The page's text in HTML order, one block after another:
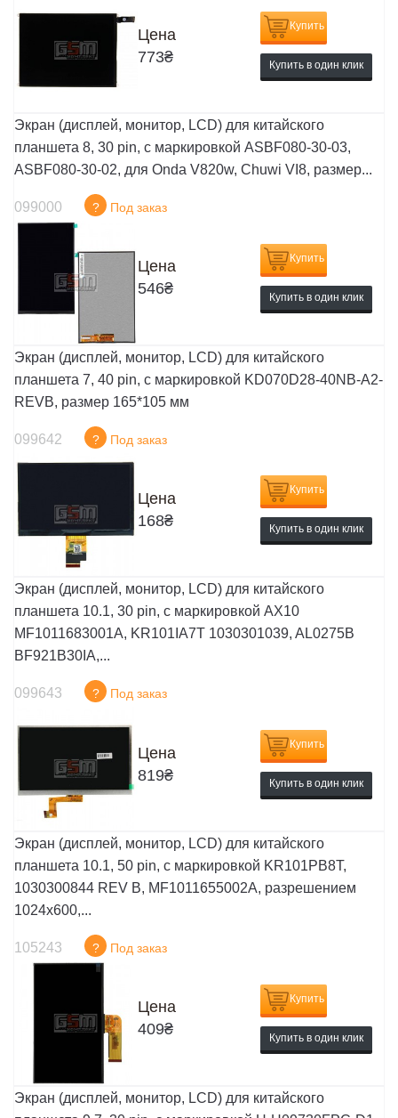
Цена
773₴
Купить
Купить в один клик
Экран (дисплей, монитор, LCD) для китайского
планшета 8, 30 pin, с маркировкой ASBF080-30-03,
ASBF080-30-02, для Onda V820w, Chuwi VI8, размер...
099000 ? Под заказ
Цена
546₴
Купить
Купить в один клик
Экран (дисплей, монитор, LCD) для китайского
планшета 7, 40 pin, с маркировкой KD070D28-40NB-A2-
REVB, размер 165*105 мм
099642 ? Под заказ
Цена
168₴
Купить
Купить в один клик
Экран (дисплей, монитор, LCD) для китайского
планшета 10.1, 30 pin, с маркировкой AX10
MF1011683001A, KR101IA7T 1030301039, AL0275B
BF921B30IA,...
099643 ? Под заказ
Цена
819₴
Купить
Купить в один клик
Экран (дисплей, монитор, LCD) для китайского
планшета 10.1, 50 pin, с маркировкой KR101PB8T,
1030300844 REV B, MF1011655002A, разрешением
1024x600,...
105243 ? Под заказ
Цена
409₴
Купить
Купить в один клик
Экран (дисплей, монитор, LCD) для китайского